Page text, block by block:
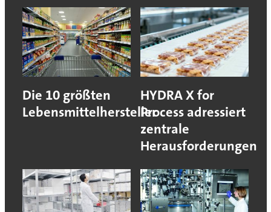
Die 10 größten
Lebensmittelhersteller
HYDRA X for
Process adressiert
zentrale
Herausforderungen